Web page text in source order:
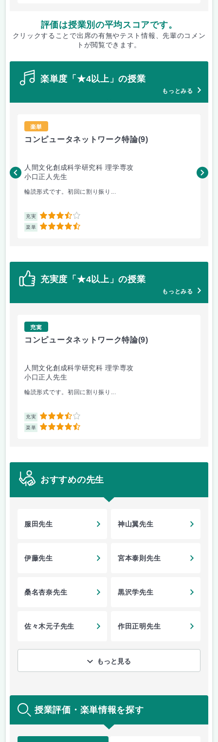
評価は授業別の平均スコアです。
クリックすることで出席の有無やテスト情報、先輩のコメン
トが閲覧できます。
楽単度「★4以上」の授業
もっとみる
楽単
コンピュータネットワーク特論(9)
人間文化創成科学研究科 理学専攻
小口正人先生
輪読形式です。初回に割り振り...
充実 3.5
楽単 4.5
森
充実度「★4以上」の授業
もっとみる
充実
コンピュータネットワーク特論(9)
人間文化創成科学研究科 理学専攻
小口正人先生
輪読形式です。初回に割り振り...
充実 3.5
楽単 4.5
おすすめの先生
服田先生 神山翼先生
伊藤先生 宮本泰則先生
桑名杏奈先生 黒沢学先生
佐々木元子先生 作田正明先生
もっと見る
授業評価・楽単情報を探す